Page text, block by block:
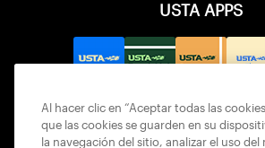
USTA APPS
Al hacer clic en “Aceptar todas las
que las cookies se guarden en su
la navegación del sitio, analizar el uso del